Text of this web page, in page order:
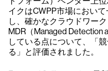
イクはCWPP市場におい
し、確かなクラウドワー
MDR（Managed Detection
している点について、「
る」と評価されました。